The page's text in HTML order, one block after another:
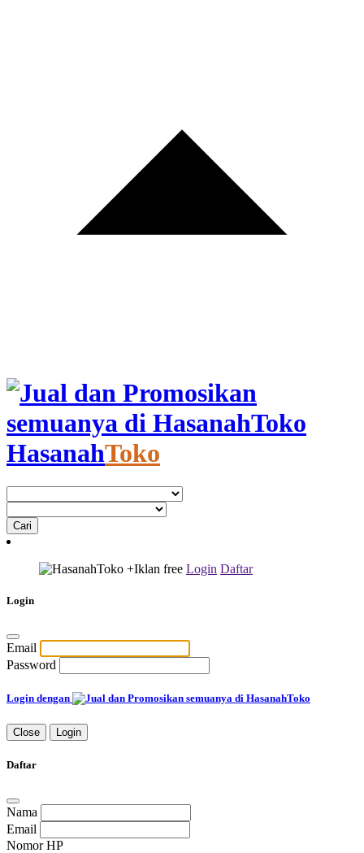
HasanahToko
+Iklan free Login Daftar
Login
Email
Password
Login dengan
Close Login
Daftar
Nama
Email
Nomor HP